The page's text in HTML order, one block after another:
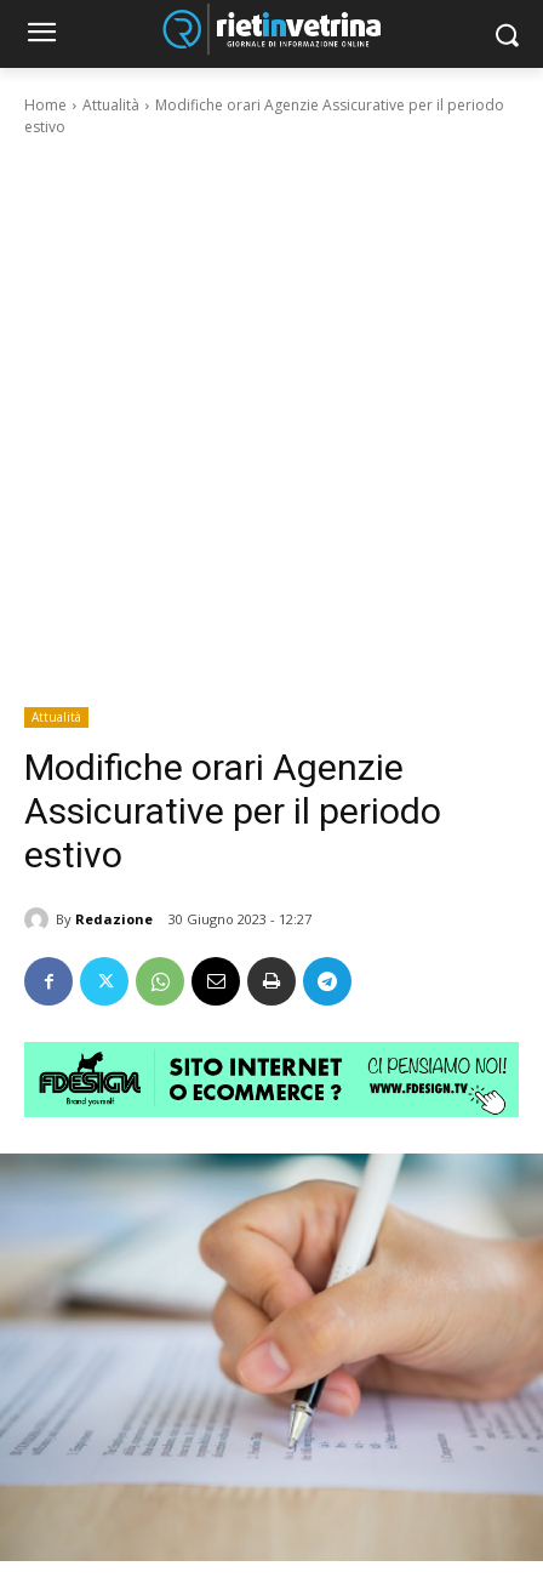
Home Attualità
Modifiche orari Agenzie Assicurative per il periodo
estivo
Attualità
Modifiche orari Agenzie
Assicurative per il periodo
estivo
By Redazione 30 Giugno 2023 - 12:27